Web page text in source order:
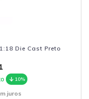
Die Cast Preto
10%
juros